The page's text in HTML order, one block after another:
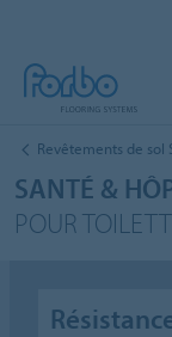
Revêtements de sol
SANTÉ &
POUR